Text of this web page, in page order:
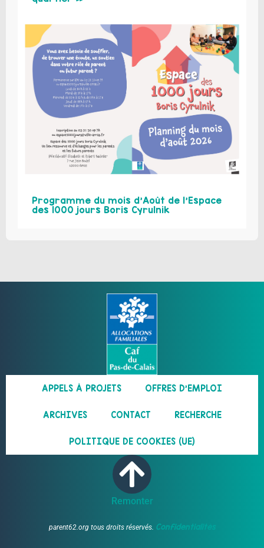
Programme du mois d’Août de l’Espace
des 1000 jours Boris Cyrulnik
APPELS À PROJETS OFFRES D’EMPLOI
ARCHIVES CONTACT RECHERCHE
POLITIQUE DE COOKIES (UE)
Remonter
parent62.org tous droits réservés. Confidentialités